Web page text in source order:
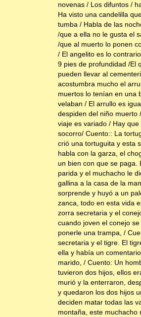
novenas / Los difuntos /
Ha visto una candelilla
tumba / Habla de las
/que a ella no le gusta el
/que al muerto lo ponen
/ El angelito es lo
9 pies de profundidad /El
pueden llevar al
acostumbra mucho el
muertos lo tenían en una
velaban / El arrullo es
despiden del niño muerto
viaje es variado / Hay
socorro/ Cuento:: La
crió una tortuguita y esta
habla con la garza, el
un bien con que se paga.
parida y el muchacho le
gallina a la casa de la
sorprende y huyó a un
zanca, todo en esta vida
zorra secretaria y el
cuando joven el conejo
ponerle una trampa, /
secretaria y el tigre. El
ella y había un
marido, / Cuento: Un
tuvieron dos hijos, ellos
murió y la enterraron,
y quedaron los dos hijos
deciden matar todas las
montaña, este muchacho